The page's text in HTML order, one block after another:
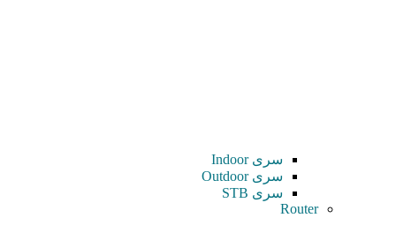
سری Indoor
سری Outdoor
سری STB
Router